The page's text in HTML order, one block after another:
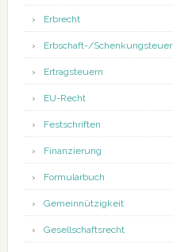
Erbrecht
Erbschaft-/Schenkungsteuer
Ertragsteuern
EU-Recht
Festschriften
Finanzierung
Formularbuch
Gemeinnützigkeit
Gesellschaftsrecht